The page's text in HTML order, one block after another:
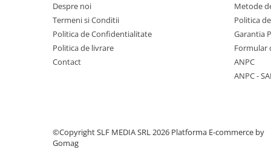
Accesorii Trofee
Personalizari Trofee
Cutii de Prezentare , Mape
Trofeu Plastic
Accesorii Figurine
Despre noi
Termeni si Conditii
Politica de Confidentialitate
Politica de livrare
Contact
Metode
Politica
Garantia
Formular
ANPC
ANPC -
©Copyright SLF MEDIA SRL 2026 Platforma E-commerce by
Gomag